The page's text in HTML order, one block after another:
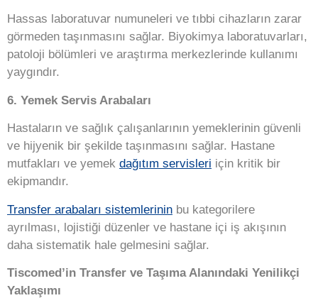
Hassas laboratuvar numuneleri ve tıbbi cihazların zarar
görmeden taşınmasını sağlar. Biyokimya laboratuvarları,
patoloji bölümleri ve araştırma merkezlerinde kullanımı
yaygındır.
6. Yemek Servis Arabaları
Hastaların ve sağlık çalışanlarının yemeklerinin güvenli
ve hijyenik bir şekilde taşınmasını sağlar. Hastane
mutfakları ve yemek dağıtım servisleri için kritik bir
ekipmandır.
Transfer arabaları sistemlerinin bu kategorilere
ayrılması, lojistiği düzenler ve hastane içi iş akışının
daha sistematik hale gelmesini sağlar.
Tiscomed’in Transfer ve Taşıma Alanındaki Yenilikçi
Yaklaşımı